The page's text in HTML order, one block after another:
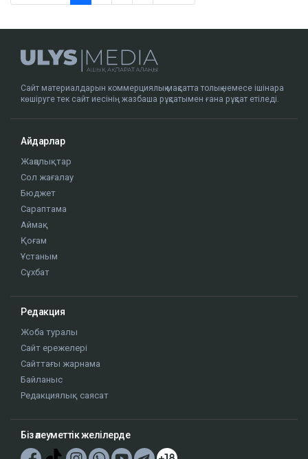
Сайт материалдарын коммерциялық мақсатта толық немесе ішінара
көшіруге тек сайт иесінің жазбаша рұқсатымен ғана рұқсат етіледі.
Айдарлар
Жаңалықтар
Сол жағалау
Бюджет
Сараптама
Аймақ
Қоғам
Ұстаным
Сұхбат
Редакция
Жоба туралы
Сайт ережелері
Сайттағы жарнама
Байланыс
Редакциялық саясат
Біз әлеуметтік желілерде